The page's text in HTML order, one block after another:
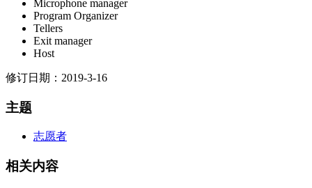
Microphone manager
Program Organizer
Tellers
Exit manager
Host
修订日期：2019-3-16
主题
志愿者
相关内容